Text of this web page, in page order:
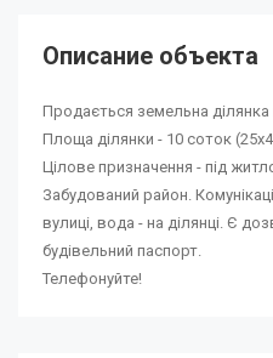
Описание объекта
Продається земельна ділянка
Площа ділянки - 10 соток
Цілове призначення - під
Забудований район.
вулиці, вода - на ділянці. Є
будівельний паспорт.
Телефонуйте!